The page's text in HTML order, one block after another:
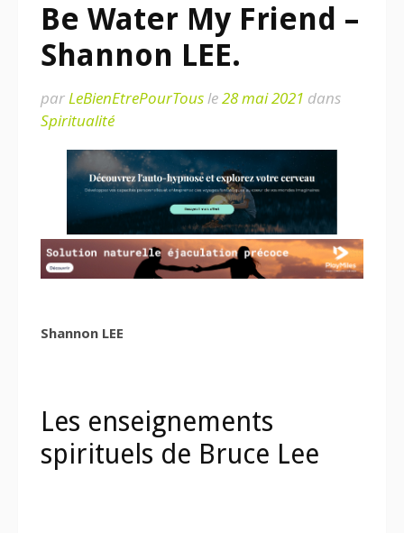
Be Water My Friend –
Shannon LEE.
parLeBienEtrePourTousle28 mai 2021 dans
Spiritualité
Shannon LEE
Les enseignements
spirituels de Bruce Lee